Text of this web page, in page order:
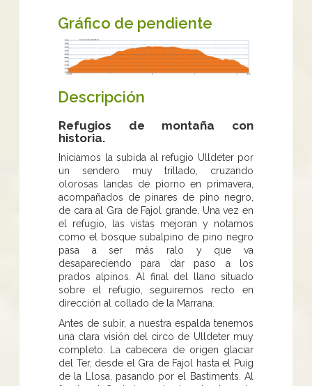
Gráfico de pendiente
Descripción
Refugios de montaña con
historia.
Iniciamos la subida al refugio Ulldeter por
un sendero muy trillado, cruzando
olorosas landas de piorno en primavera,
acompañados de pinares de pino negro,
de cara al Gra de Fajol grande. Una vez en
el refugio, las vistas mejoran y notamos
como el bosque subalpino de pino negro
pasa a ser más ralo y que va
desapareciendo para dar paso a los
prados alpinos. Al final del llano situado
sobre el refugio, seguiremos recto en
dirección al collado de la Marrana.
Antes de subir, a nuestra espalda tenemos
una clara visión del circo de Ulldeter muy
completo. La cabecera de origen glaciar
del Ter, desde el Gra de Fajol hasta el Puig
de la Llosa, pasando por el Bastiments. Al